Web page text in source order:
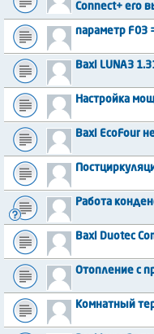
Connect+ его
параметр F03
Baxi LUNA3
Настройка
Baxi EcoFour
Работа
Baxi Duotec
Отопление с
Комнатный